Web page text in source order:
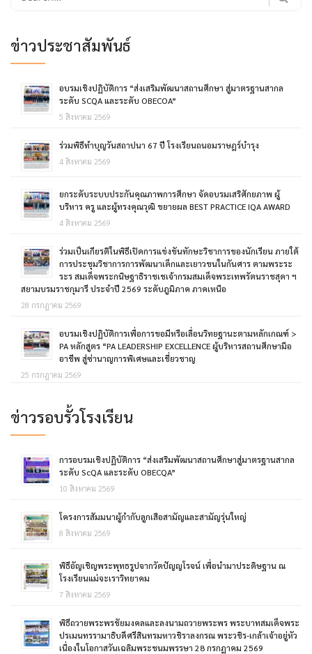
ข่าวประชาสัมพันธ์
อบรมเชิงปฏิบัติการ “ส่งเสริมพัฒนาสถานศึกษา สู่มาตรฐานสากล
ระดับ SCQA และระดับ OBECOA”
5 สิงหาคม 2569
ร่วมพิธีทำบุญวันสถาปนา 67 ปี โรงเรียนถนอมราษฎร์บำรุง
4 สิงหาคม 2569
ยกระดับระบบประกันคุณภาพการศึกษา จัดอบรมเสริศักยภาพ ผู้
บริหาร ครู และผู้ทรงคุณวุฒิ ขยายผล BEST PRACTICE IQA AWARD
4 สิงหาคม 2569
ร่วมเป็นเกียรติในพิธีเปิดการแข่งขันทักษะวิชาการของนักเรียน ภายใต้
การประชุมวิชาการการพัฒนาเด็กและเยาวขนในกันศาร ตามพระระ
ระร สมเด็จพระกนิษฐาธิราชเชเจ้ากรมสมเด็จพระเทพรัตนราชสุดา ฯ
สยามบรมราชกุมารี ประจำปี 2569 ระดับภูมิภาค ภาคเหนือ
28 กรกฎาคม 2569
อบรมเชิงปฏิบัติการเพื่อการขอมีหรือเลื่อนวิทยฐานะตามหลักเกณฑ์ >
PA หลักสูตร “PA LEADERSHIP EXCELLENCE ผู้บริหารสถานศึกษามือ
อาชีพ สู่ซ่านาญการพิเศษและเชี่ยวชาญ
25 กรกฎาคม 2569
ข่าวรอบรั้วโรงเรียน
การอบรมเชิงปฏิบัติการ “ส่งเสริมพัฒนาสถานศึกษาสู่มาตรฐานสากล
ระดับ ScQA และระดับ OBECQA”
10 สิงหาคม 2569
โครงการสัมมนาผู้กำกับลูกเสือสามัญและสามัญรุ่นใหญ่
8 สิงหาคม 2569
พิธีอัญเชิญพระพุทธรูปจากวัดปัญญโรจน์ เพื่อนำมาประดิษฐาน ณ
โรงเรียนแม่จะเราวิทยาคม
7 สิงหาคม 2569
พิธีถวายพระพรชัยมงคลและลงนามถวายพระพร พระบาทสมเด็จพระ
ปรเมนทรรามาธิบดีศรีสินทรมหาวชิราลงกรณ พระวชิร-เกล้าเจ้าอยู่หัว
เนื่องในโอกาสวันเฉลิมพระชนมพรรษา 28 กรกฎาคม 2569